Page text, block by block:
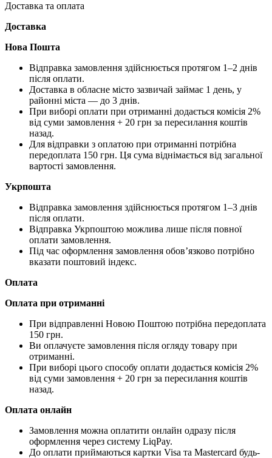
Доставка та оплата
Доставка
Нова Пошта
Відправка замовлення здійснюється протягом 1–2 днів
після оплати.
Доставка в обласне місто зазвичай займає 1 день, у
районні міста — до 3 днів.
При виборі оплати при отриманні додається комісія 2%
від суми замовлення + 20 грн за пересилання коштів
назад.
Для відправки з оплатою при отриманні потрібна
передоплата 150 грн. Ця сума віднімається від загальної
вартості замовлення.
Укрпошта
Відправка замовлення здійснюється протягом 1–3 днів
після оплати.
Відправка Укрпоштою можлива лише після повної
оплати замовлення.
Під час оформлення замовлення обов’язково потрібно
вказати поштовий індекс.
Оплата
Оплата при отриманні
При відправленні Новою Поштою потрібна передоплата
150 грн.
Ви оплачуєте замовлення після огляду товару при
отриманні.
При виборі цього способу оплати додається комісія 2%
від суми замовлення + 20 грн за пересилання коштів
назад.
Оплата онлайн
Замовлення можна оплатити онлайн одразу після
оформлення через систему LiqPay.
До оплати приймаються картки Visa та Mastercard будь-